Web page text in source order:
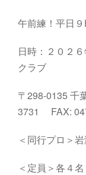
午前練！平日
日時：２０２
クラブ
〒298-0135 千
3731 FAX:
＜同行プロ＞
＜定員＞各４名